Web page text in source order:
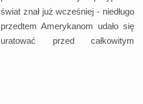
świat znał już wcześniej - niedługo
przedtem Amerykanom udało się
uratować przed całkowitym